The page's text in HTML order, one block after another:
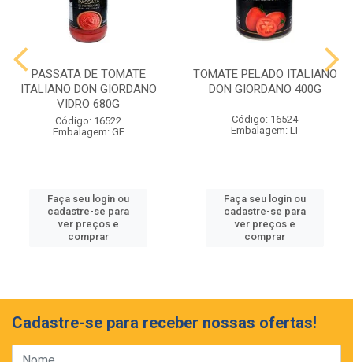
PASSATA DE TOMATE
ITALIANO DON GIORDANO
VIDRO 680G
Código: 16522
Embalagem: GF
Faça seu login ou
cadastre-se para
ver preços e
comprar
TOMATE PELADO ITALIANO
DON GIORDANO 400G
Código: 16524
Embalagem: LT
Faça seu login ou
cadastre-se para
ver preços e
comprar
Cadastre-se para receber nossas ofertas!